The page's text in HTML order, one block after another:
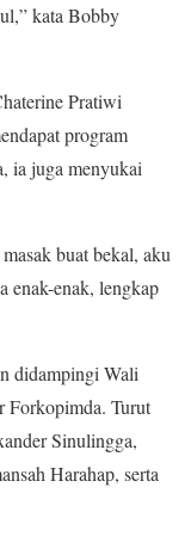
kata Bobby
Pratiwi
program
ia juga menyukai
buat bekal, aku
enak-enak, lengkap
didampingi Wali
Forkopimda. Turut
Sinulingga,
Harahap, serta